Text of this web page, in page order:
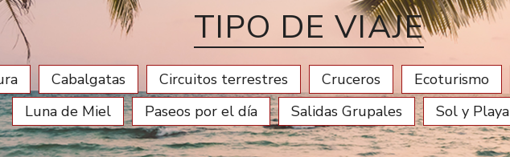
TIPO DE VIAJE
Cabalgatas Circuitos terrestres Cruceros Ecoturismo
Luna de Miel
Paseos por el día Salidas Grupales Sol y Playa